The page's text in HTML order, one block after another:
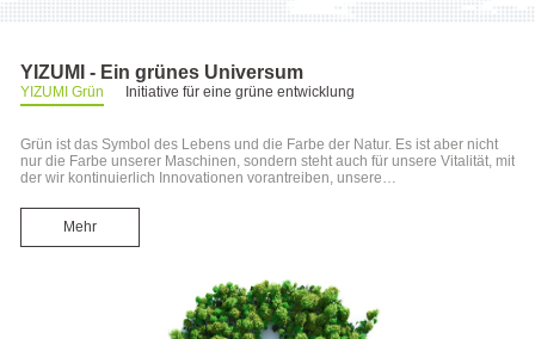
YIZUMI - Ein grünes Universum
YIZUMI Grün Initiative für eine grüne entwicklung
Grün ist das Symbol des Lebens und die Farbe der Natur. Es ist aber nicht
nur die Farbe unserer Maschinen, sondern steht auch für unsere Vitalität, mit
der wir kontinuierlich Innovationen vorantreiben, unsere
und neue Prozessinnovationen in der energiesparenden Maschinen- und
Recyclingwirtschaft fördern. Und natürlich ist Grün auch die Farbe unserer
Produktion und der Umwelt.
Mehr